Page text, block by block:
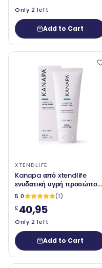
Only 2 left
Add to Cart
XTENDLIFE
Kanapa από xtendlife
ενυδατική υγρή προσώπου
για τους άνδρες. Ημερήσια
ενυδατική κρέμα προσώπου
κατά της γήρανσης για τους
άνδρες 100 ml - SOI*
5.0
(1)
£40,95
Only 2 left
Add to Cart